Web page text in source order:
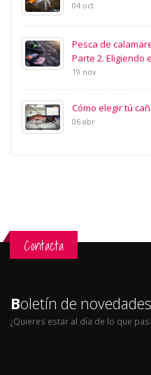
04 oct
Pesca de
Parte 2. Eligiendo
19 nov
Cómo elegir tú
06 abr
Contacta
Boletín de novedades
¿Quieres estar al día de lo que